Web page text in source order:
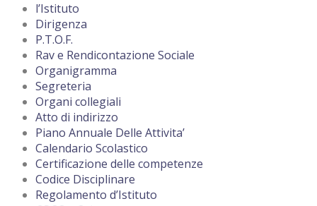
l’Istituto
Dirigenza
P.T.O.F.
Rav e Rendicontazione Sociale
Organigramma
Segreteria
Organi collegiali
Atto di indirizzo
Piano Annuale Delle Attivita’
Calendario Scolastico
Certificazione delle competenze
Codice Disciplinare
Regolamento d’Istituto